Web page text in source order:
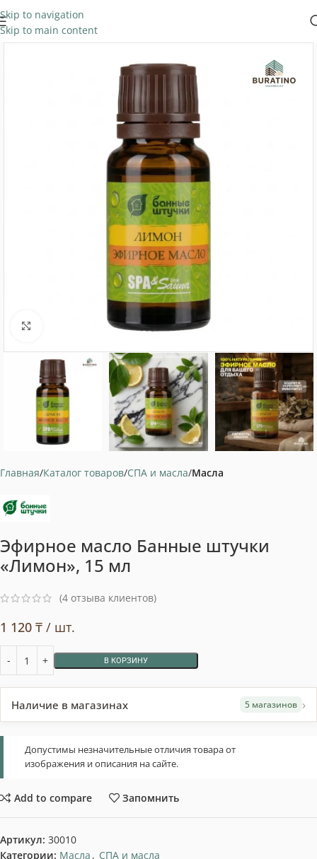
Skip to navigation
Skip to main content
Нажмите, чтобы увеличить
Главная Каталог товаров СПА и масла Масла
Эфирное масло Банные штучки
«Лимон», 15 мл
(4 отзыва клиентов)
1 120 ₸ / шт.
В КОРЗИНУ
Наличие в магазинах 5 магазинов ›
Допустимы незначительные отличия товара от
изображения и описания на сайте.
Add to compare Запомнить
Артикул: 30010
Категории: Масла , СПА и масла